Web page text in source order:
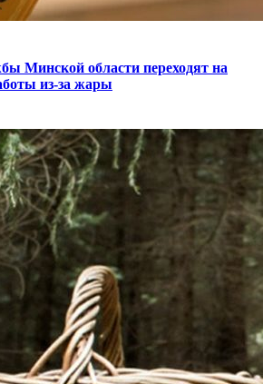
Минской области переходят на
из-за жары